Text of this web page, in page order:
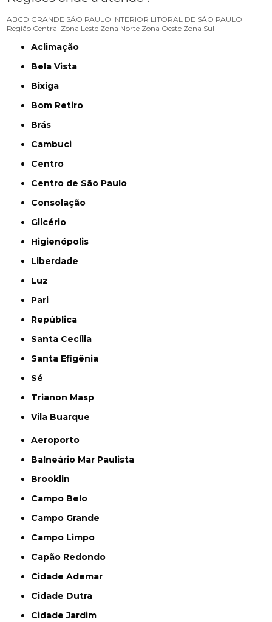
ABCD GRANDE SÃO PAULO INTERIOR LITORAL DE SÃO PAULO
Região Central Zona Leste Zona Norte Zona Oeste Zona Sul
Aclimação
Bela Vista
Bixiga
Bom Retiro
Brás
Cambuci
Centro
Centro de São Paulo
Consolação
Glicério
Higienópolis
Liberdade
Luz
Pari
República
Santa Cecília
Santa Efigênia
Sé
Trianon Masp
Vila Buarque
Aeroporto
Balneário Mar Paulista
Brooklin
Campo Belo
Campo Grande
Campo Limpo
Capão Redondo
Cidade Ademar
Cidade Dutra
Cidade Jardim